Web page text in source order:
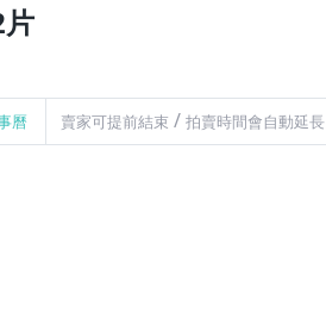
曆 賣家可提前結束 / 拍賣時間會自動延長